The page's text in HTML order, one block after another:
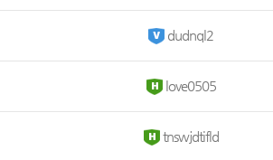
dudnql2
love0505
tnswjdtifld